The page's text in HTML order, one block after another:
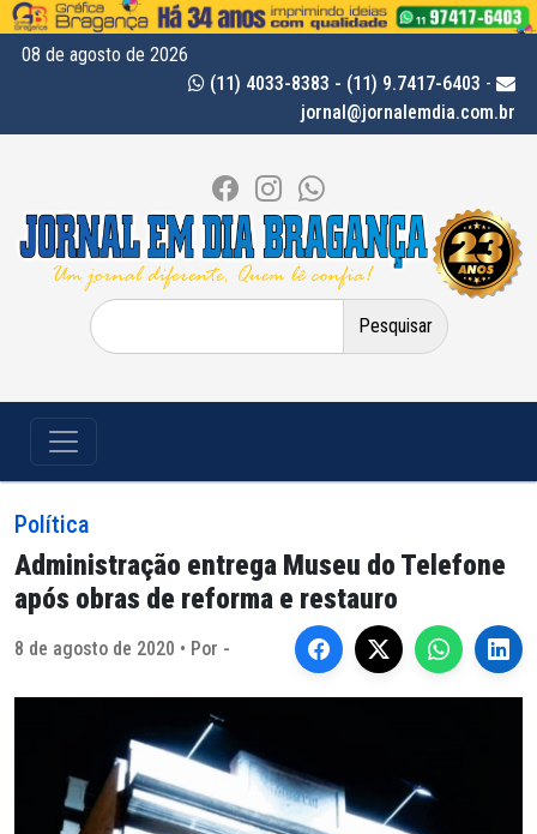
08 de agosto de 2026
(11) 4033-8383 - (11) 9.7417-6403 -
jornal@jornalemdia.com.br
Pesquisar
por:
Política
Administração entrega Museu do Telefone
após obras de reforma e restauro
8 de agosto de 2020 • Por -